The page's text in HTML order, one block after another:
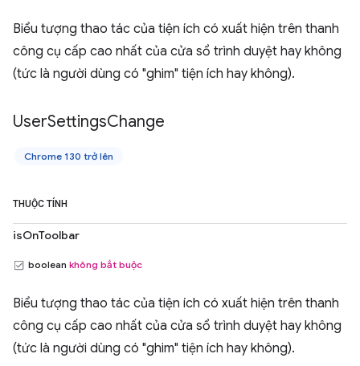
Biểu tượng thao tác của tiện ích có xuất hiện trên thanh
công cụ cấp cao nhất của cửa sổ trình duyệt hay không
(tức là người dùng có "ghim" tiện ích hay không).
UserSettingsChange
Chrome 130 trở lên
THUỘC TÍNH
isOnToolbar
boolean không bắt buộc
Biểu tượng thao tác của tiện ích có xuất hiện trên thanh
công cụ cấp cao nhất của cửa sổ trình duyệt hay không
(tức là người dùng có "ghim" tiện ích hay không).